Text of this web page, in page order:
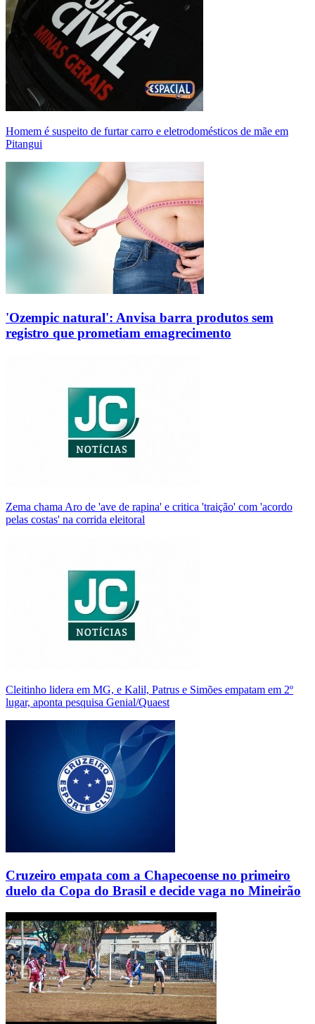
Homem é suspeito de furtar carro e eletrodomésticos de mãe em
Pitangui
'Ozempic natural': Anvisa barra produtos sem
registro que prometiam emagrecimento
Zema chama Aro de 'ave de rapina' e critica 'traição' com 'acordo
pelas costas' na corrida eleitoral
Cleitinho lidera em MG, e Kalil, Patrus e Simões empatam em 2º
lugar, aponta pesquisa Genial/Quaest
Cruzeiro empata com a Chapecoense no primeiro
duelo da Copa do Brasil e decide vaga no Mineirão